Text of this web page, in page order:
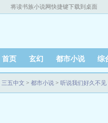
将读书族小说网快捷键下载到桌面
首页 玄幻 都市小说 综
三五中文 > 都市小说 > 听说我们好久不见